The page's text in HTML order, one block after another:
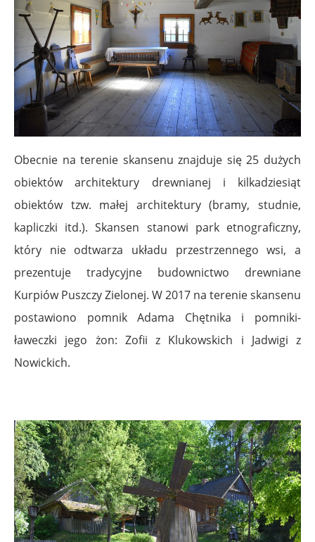
Obecnie na terenie skansenu znajduje się 25 dużych
obiektów architektury drewnianej i kilkadziesiąt
obiektów tzw. małej architektury (bramy, studnie,
kapliczki itd.). Skansen stanowi park etnograficzny,
który nie odtwarza układu przestrzennego wsi, a
prezentuje tradycyjne budownictwo drewniane
Kurpiów Puszczy Zielonej. W 2017 na terenie skansenu
postawiono pomnik Adama Chętnika i pomniki-
ławeczki jego żon: Zofii z Klukowskich i Jadwigi z
Nowickich.